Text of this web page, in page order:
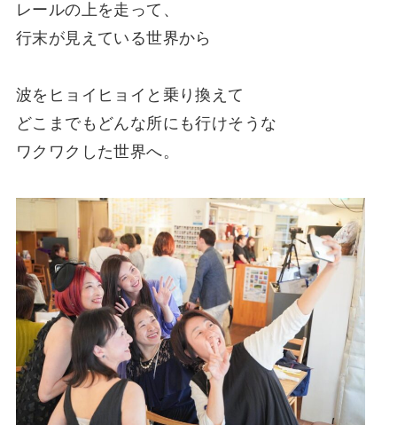
レールの上を走って、
行末が見えている世界から
波をヒョイヒョイと乗り換えて
どこまでもどんな所にも行けそうな
ワクワクした世界へ。